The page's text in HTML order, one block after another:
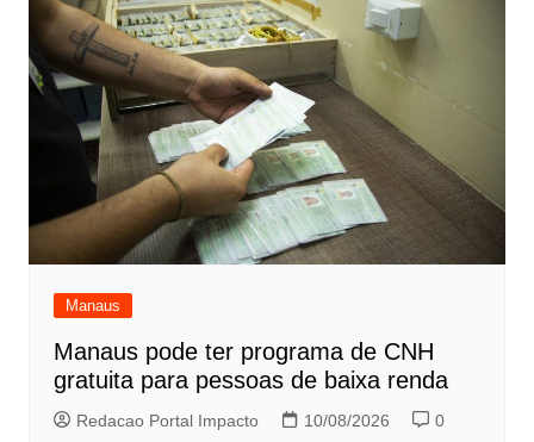
Manaus
Manaus pode ter programa de CNH
gratuita para pessoas de baixa renda
Redacao Portal Impacto 10/08/2026 0